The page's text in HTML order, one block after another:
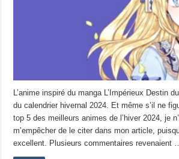
L’anime inspiré du manga L’Impérieux Destin
du calendrier hivernal 2024. Et même s’il ne
top 5 des meilleurs animes de l’hiver 2024, je
m’empêcher de le citer dans mon article,
excellent. Plusieurs commentaires revenaient …